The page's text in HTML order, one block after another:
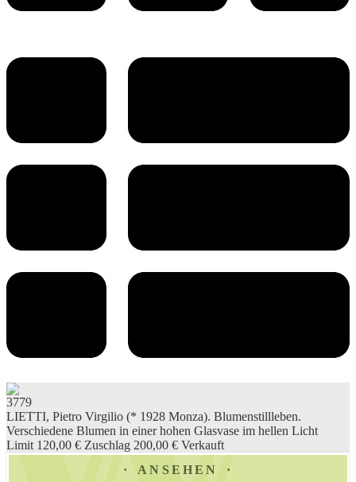
3779
LIETTI, Pietro Virgilio (* 1928 Monza). Blumenstillleben.
Verschiedene Blumen in einer hohen Glasvase im hellen Licht
Limit 120,00 € Zuschlag 200,00 € Verkauft
ANSEHEN